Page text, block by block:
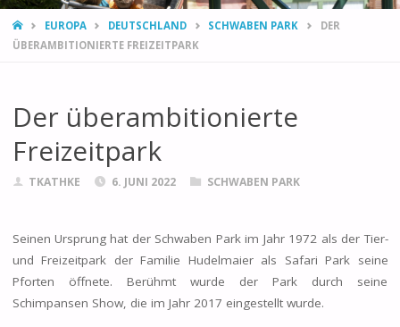
HOMEEUROPA DEUTSCHLAND SCHWABEN PARK
DER
ÜBERAMBITIONIERTE FREIZEITPARK
Der überambitionierte
Freizeitpark
TKATHKE 6. JUNI 2022 SCHWABEN PARK
Seinen Ursprung hat der Schwaben Park im Jahr 1972 als der Tier-
und Freizeitpark der Familie Hudelmaier als Safari Park seine
Pforten öffnete. Berühmt wurde der Park durch seine
Schimpansen Show, die im Jahr 2017 eingestellt wurde.